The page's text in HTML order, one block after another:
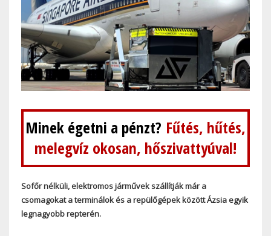
Minek égetni a pénzt? Fűtés, hűtés,
melegvíz okosan, hőszivattyúval!
Sofőr nélküli, elektromos járművek szállítják már a
csomagokat a terminálok és a repülőgépek között Ázsia egyik
legnagyobb repterén.